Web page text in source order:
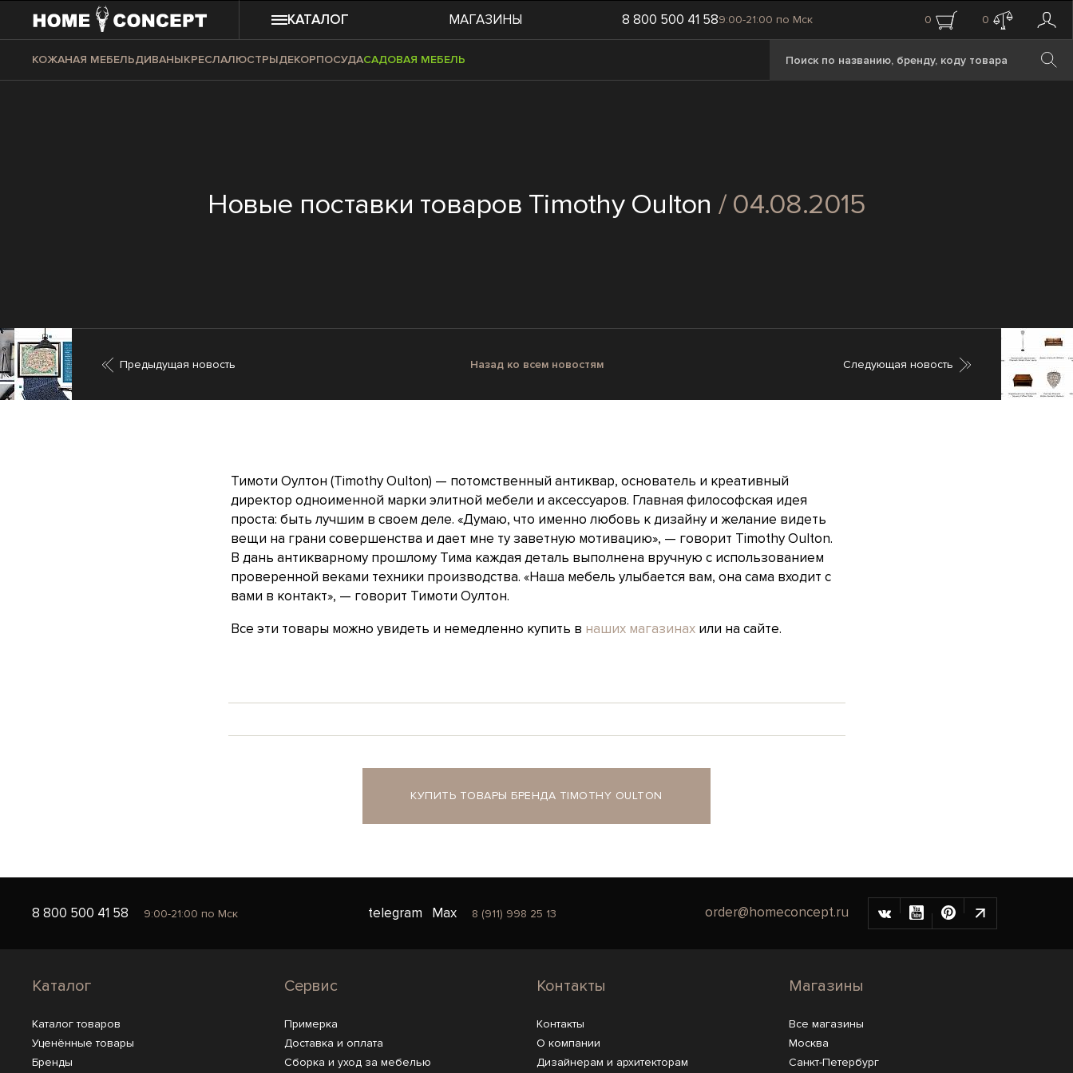
КАТАЛОГ МАГАЗИНЫ 8 800 500 41 589:00-21:00 по Мск 0 0
КОЖАНАЯ МЕБЕЛЬДИВАНЫКРЕСЛАЛЮСТРЫДЕКОРПОСУДАСАДОВАЯ МЕБЕЛЬ
Новые поставки товаров Timothy Oulton / 04.08.2015
Предыдущая новость Назад ко всем новостям Cледующая новость
Тимоти Оултон (Timothy Oulton) — потомственный антиквар, основатель и креативный
директор одноименной марки элитной мебели и аксессуаров. Главная философская идея
проста: быть лучшим в своем деле. «Думаю, что именно любовь к дизайну и желание видеть
вещи на грани совершенства и дает мне ту заветную мотивацию», — говорит Timothy Oulton.
В дань антикварному прошлому Тима каждая деталь выполнена вручную с использованием
проверенной веками техники производства. «Наша мебель улыбается вам, она сама входит с
вами в контакт», — говорит Тимоти Оултон.
Все эти товары можно увидеть и немедленно купить в наших магазинахили на сайте.
КУПИТЬ ТОВАРЫ БРЕНДА TIMOTHY OULTON
8 800 500 41 58 9:00-21:00 по Мск telegram Max 8 (911) 998 25 13 order@homeconcept.ru
Каталог
Каталог товаров
Уценённые товары
Бренды
Сервис
Примерка
Доставка и оплата
Сборка и уход за мебелью
Контакты
Контакты
О компании
Дизайнерам и архитекторам
Магазины
Все магазины
Москва
Санкт-Петербург